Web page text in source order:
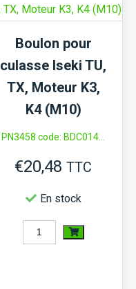
TH,
E393,
E3100,
E3112
Boulon pour
culasse Iseki TU,
TX, Moteur K3,
K4 (M10)
PN3458 code: BDC014...
€20,48 TTC
En stock
quantité